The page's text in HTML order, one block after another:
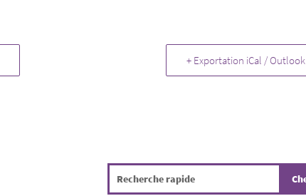
+ Exportation iCal / Outlook